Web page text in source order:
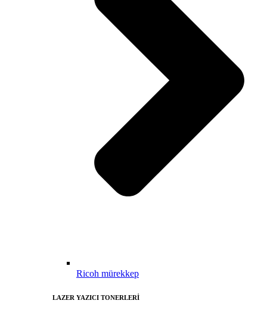
Ricoh mürekkep
LAZER YAZICI TONERLERİ